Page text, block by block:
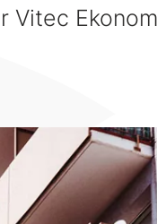
Vitec